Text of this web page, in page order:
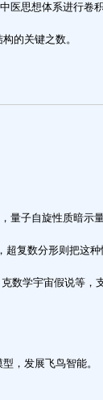
医思想体系进行卷积
的关键之数。
量子自旋性质暗示
复数分形则把这种
数学宇宙假说等，
，发展飞鸟智能。